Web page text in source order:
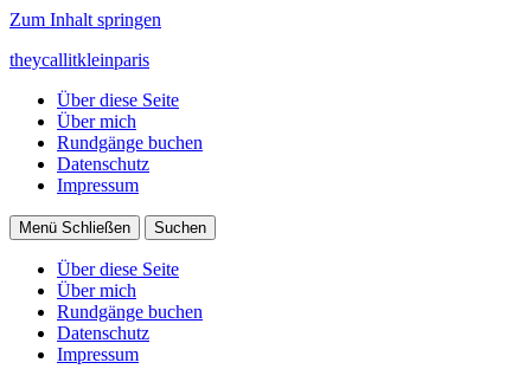
Zum Inhalt springen
theycallitkleinparis
Über diese Seite
Über mich
Rundgänge buchen
Datenschutz
Impressum
Menü Schließen Suchen
Über diese Seite
Über mich
Rundgänge buchen
Datenschutz
Impressum